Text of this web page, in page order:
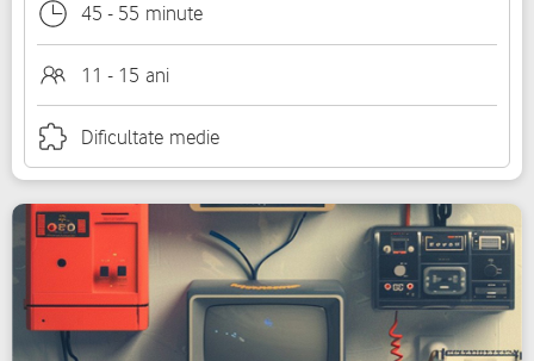
45 - 55 minute
11 - 15 ani
Dificultate medie